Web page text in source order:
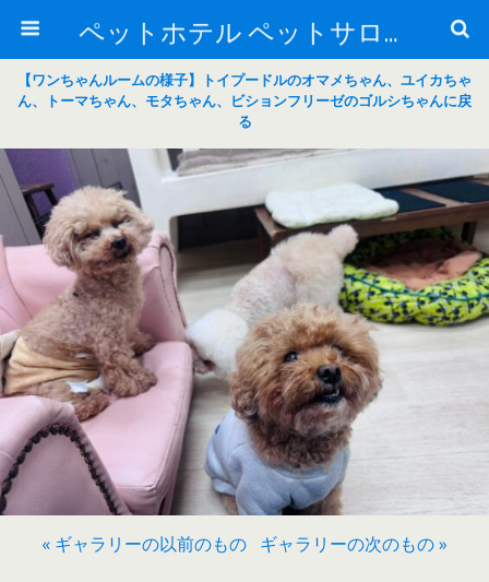
ペットホテル ペットサロン トリミングサロン 東京 ヌーノクラブのブログ
【ワンちゃんルームの様子】トイプードルのオマメちゃん、ユイカちゃ
ん、トーマちゃん、モタちゃん、ビションフリーゼのゴルシちゃんに戻
る
« ギャラリーの以前のもの ギャラリーの次のもの »